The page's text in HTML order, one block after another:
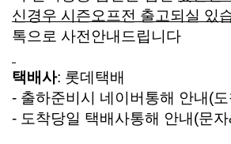
신경우 시즌오프전 출고되실 있
톡으로 사전안내드립니다
택배사: 롯데택배
- 출하준비시 네이버통해 안내(
- 도착당일 택배사통해 안내(문